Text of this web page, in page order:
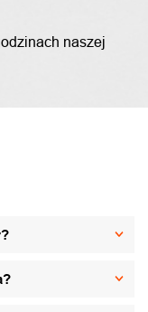
naszej